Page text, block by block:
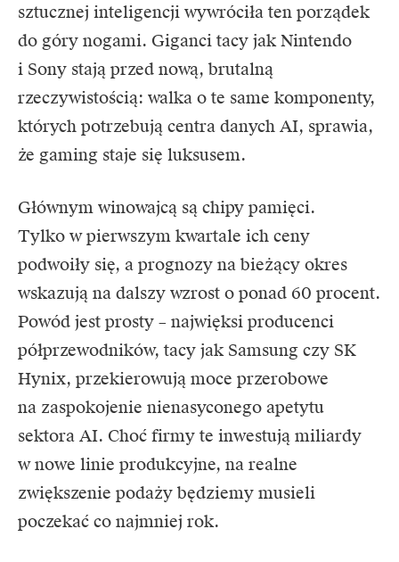
sztucznej inteligencji wywróciła ten porządek
do góry nogami. Giganci tacy jak Nintendo
i Sony stają przed nową, brutalną
rzeczywistością: walka o te same komponenty,
których potrzebują centra danych AI, sprawia,
że gaming staje się luksusem.
Głównym winowajcą są chipy pamięci.
Tylko w pierwszym kwartale ich ceny
podwoiły się, a prognozy na bieżący okres
wskazują na dalszy wzrost o ponad 60 procent.
Powód jest prosty – najwięksi producenci
półprzewodników, tacy jak Samsung czy SK
Hynix, przekierowują moce przerobowe
na zaspokojenie nienasyconego apetytu
sektora AI. Choć firmy te inwestują miliardy
w nowe linie produkcyjne, na realne
zwiększenie podaży będziemy musieli
poczekać co najmniej rok.